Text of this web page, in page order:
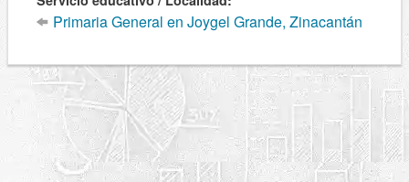
Primaria General en Joygel Grande, Zinacantán